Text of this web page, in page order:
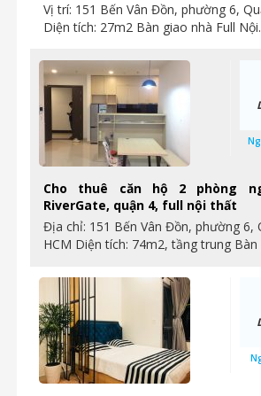
Vị trí: 151 Bến Vân Đồn, phường 6,
Diện tích: 27m2 Bàn giao nhà Full
Cho thuê căn hộ 2 phòng
RiverGate, quận 4, full nội thất
Địa chỉ: 151 Bến Vân Đồn, phường 6,
HCM Diện tích: 74m2, tầng trung